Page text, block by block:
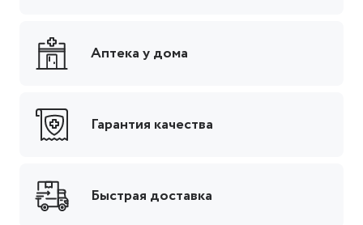
Аптека у дома
Гарантия качества
Быстрая доставка